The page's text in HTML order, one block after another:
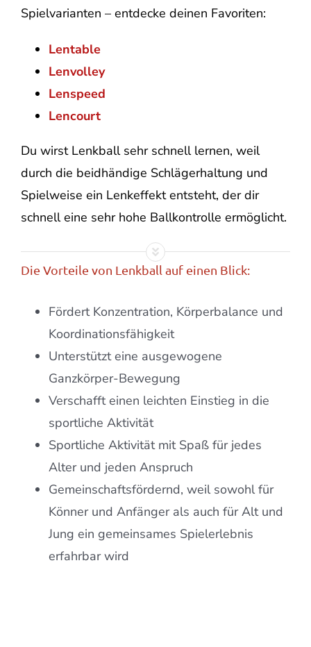
Spielvarianten – entdecke deinen Favoriten:
Lentable
Lenvolley
Lenspeed
Lencourt
Du wirst Lenkball sehr schnell lernen, weil
durch die beidhändige Schlägerhaltung und
Spielweise ein Lenkeffekt entsteht, der dir
schnell eine sehr hohe Ballkontrolle ermöglicht.
Die Vorteile von Lenkball auf einen Blick:
Fördert Konzentration, Körperbalance und
Koordinationsfähigkeit
Unterstützt eine ausgewogene
Ganzkörper-Bewegung
Verschafft einen leichten Einstieg in die
sportliche Aktivität
Sportliche Aktivität mit Spaß für jedes
Alter und jeden Anspruch
Gemeinschaftsfördernd, weil sowohl für
Könner und Anfänger als auch für Alt und
Jung ein gemeinsames Spielerlebnis
erfahrbar wird